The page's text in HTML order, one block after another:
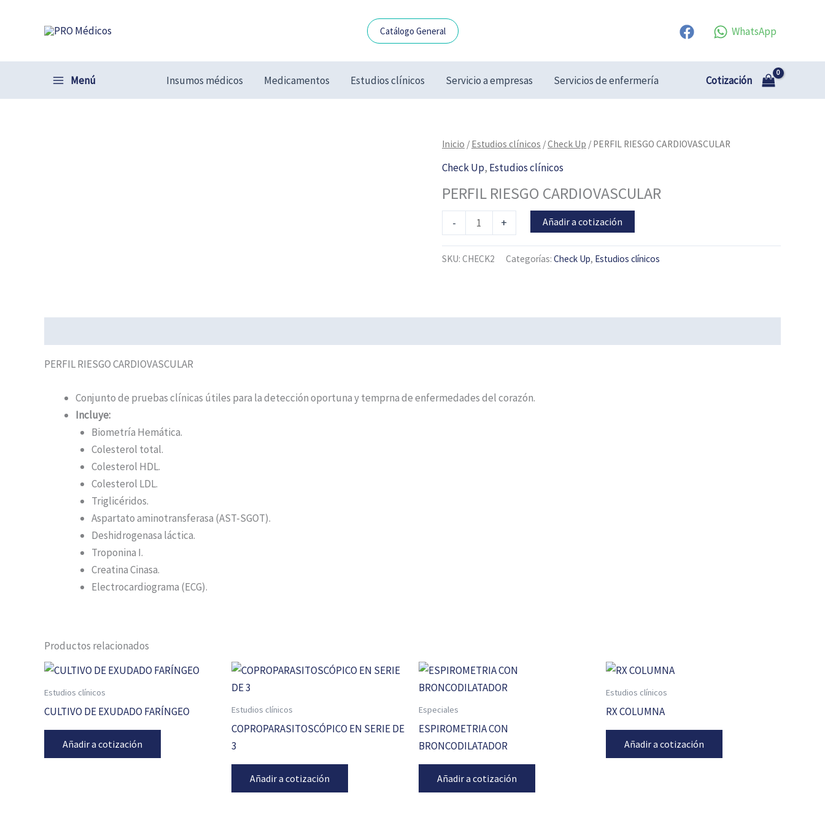
Catálogo General WhatsApp
Menú Insumos médicos Medicamentos Estudios clínicos Servicio a empresas Servicios de enfermería Cotización
Inicio / Estudios clínicos /Check Up / PERFIL RIESGO CARDIOVASCULAR
Check Up, Estudios clínicos
PERFIL RIESGO CARDIOVASCULAR
-
PERFIL
RIESGO
CARDIOVASCULAR
cantidad
+ Añadir a cotización
SKU: CHECK2 Categorías: Check Up, Estudios clínicos
PERFIL RIESGO CARDIOVASCULAR
Conjunto de pruebas clínicas útiles para la detección oportuna y temprna de enfermedades del corazón.
Incluye:
Biometría Hemática.
Colesterol total.
Colesterol HDL.
Colesterol LDL.
Triglicéridos.
Aspartato aminotransferasa (AST-SGOT).
Deshidrogenasa láctica.
Troponina I.
Creatina Cinasa.
Electrocardiograma (ECG).
Productos relacionados
Estudios clínicos
CULTIVO DE EXUDADO FARÍNGEO
Añadir a cotización
Estudios clínicos
COPROPARASITOSCÓPICO EN SERIE DE
3
Añadir a cotización
Especiales
ESPIROMETRIA CON
BRONCODILATADOR
Añadir a cotización
Estudios clínicos
RX COLUMNA
Añadir a cotización